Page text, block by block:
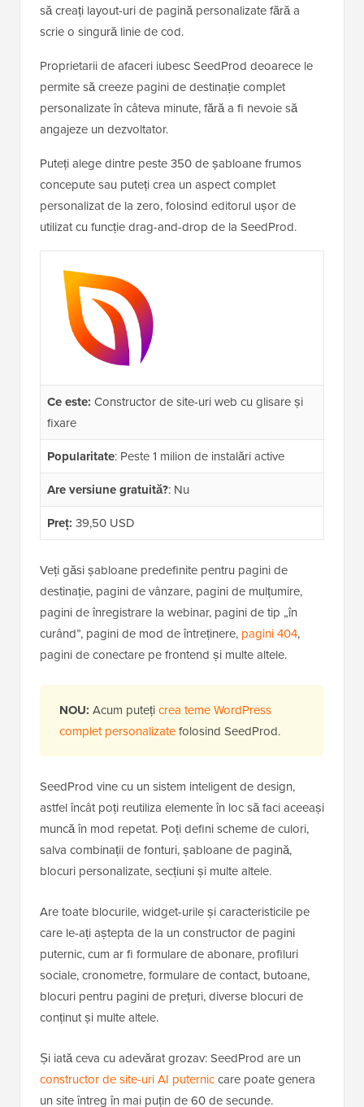
să creați layout-uri de pagină personalizate fără a
scrie o singură linie de cod.
Proprietarii de afaceri iubesc SeedProd deoarece le
permite să creeze pagini de destinație complet
personalizate în câteva minute, fără a fi nevoie să
angajeze un dezvoltator.
Puteți alege dintre peste 350 de șabloane frumos
concepute sau puteți crea un aspect complet
personalizat de la zero, folosind editorul ușor de
utilizat cu funcție drag-and-drop de la SeedProd.
Ce este: Constructor de site-uri web cu glisare și
fixare
Popularitate: Peste 1 milion de instalări active
Are versiune gratuită?: Nu
Preț: 39,50 USD
Veți găsi șabloane predefinite pentru pagini de
destinație, pagini de vânzare, pagini de mulțumire,
pagini de înregistrare la webinar, pagini de tip „în
curând”, pagini de mod de întreținere, pagini 404,
pagini de conectare pe frontend și multe altele.
NOU: Acum putețicrea teme WordPress
complet personalizatefolosind SeedProd.
SeedProd vine cu un sistem inteligent de design,
astfel încât poți reutiliza elemente în loc să faci aceeași
muncă în mod repetat. Poți defini scheme de culori,
salva combinații de fonturi, șabloane de pagină,
blocuri personalizate, secțiuni și multe altele.
Are toate blocurile, widget-urile și caracteristicile pe
care le-ați aștepta de la un constructor de pagini
puternic, cum ar fi formulare de abonare, profiluri
sociale, cronometre, formulare de contact, butoane,
blocuri pentru pagini de prețuri, diverse blocuri de
conținut și multe altele.
Și iată ceva cu adevărat grozav: SeedProd are un
constructor de site-uri AI puterniccare poate genera
un site întreg în mai puțin de 60 de secunde.